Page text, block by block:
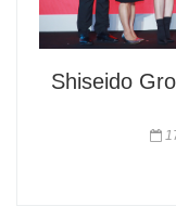
Shiseido